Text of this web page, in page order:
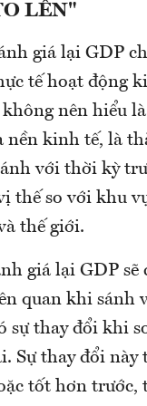
LÊN"
giá lại GDP
tế hoạt động
nên hiểu
nền kinh tế, là
với thời kỳ
thế so với khu
thế giới.
giá lại GDP sẽ
quan khi sánh
sự thay đổi khi
Sự thay đổi này
tốt hơn trước,